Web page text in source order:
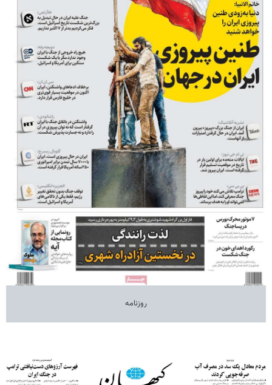
روزنامه